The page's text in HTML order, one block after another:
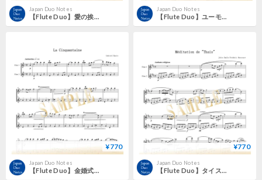
Japan Duo Notes
【Flute Duo】愛の挨拶（Salut d’Amour）／エドワード・エルガー
Japan Duo Notes
【Flute Duo】ユーモレスク Op.101-7（Humoresque）／アントニン・ドヴォルザーク
¥770
Japan Duo Notes
¥770
Japan Duo Notes